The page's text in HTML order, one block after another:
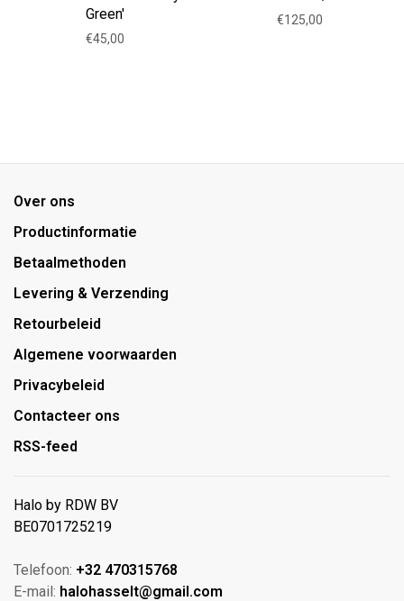
Green'
€45,00
€125,00
Over ons
Productinformatie
Betaalmethoden
Levering & Verzending
Retourbeleid
Algemene voorwaarden
Privacybeleid
Contacteer ons
RSS-feed
Halo by RDW BV
BE0701725219
Telefoon: +32 470315768
E-mail: halohasselt@gmail.com